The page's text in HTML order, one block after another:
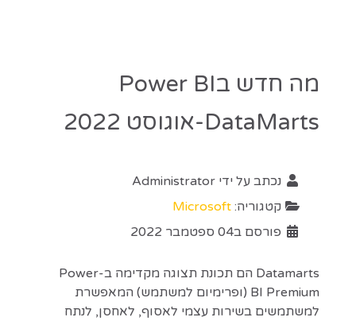
מה חדש בPower BI
DataMarts-אוגוסט 2022
נכתב על ידי Administrator
קטגוריה: Microsoft
פורסם ב04 ספטמבר 2022
Datamarts הם תכונת תצוגה מקדימה ב-Power
BI Premium (ופרימיום למשתמש) המאפשרת
למשתמשים בשירות עצמי לאסוף, לאחסן, לנתח